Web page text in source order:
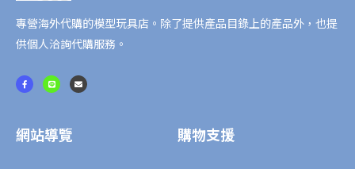
專營海外代購的模型玩具店。除了提供產品目錄上的產品外，也提
供個人洽詢代購服務。
F
a
c
k
-
L
i
n
E
n
v
網站導覽 購物支援